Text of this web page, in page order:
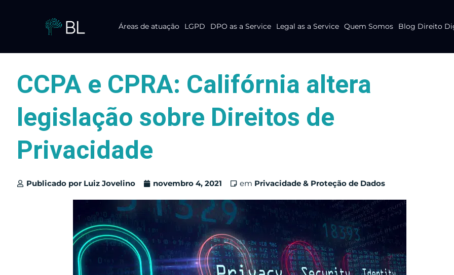
o
Áreas de atuação LGPD DPO as a Service Legal as a Service Quem Somos Blog Direito
CCPA e CPRA: Califórnia altera
legislação sobre Direitos de
Privacidade
Publicado por Luiz Jovelino novembro 4, 2021 em Privacidade & Proteção de Dados